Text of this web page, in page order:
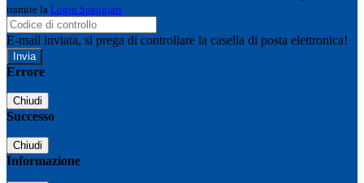
tramite la Login Spaggiari
E-mail inviata, si prega di controllare la casella di posta elettronica!
Errore
Chiudi
Successo
Chiudi
Informazione